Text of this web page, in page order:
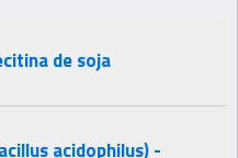
de soja
acidophilus) -